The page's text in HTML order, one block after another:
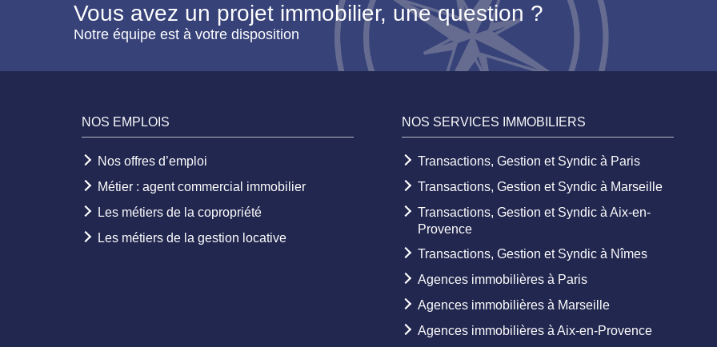
Vous avez un projet immobilier, une question ?
Notre équipe est à votre disposition
NOS EMPLOIS
Nos offres d’emploi
Métier : agent commercial immobilier
Les métiers de la copropriété
Les métiers de la gestion locative
NOS SERVICES IMMOBILIERS
Transactions, Gestion et Syndic à Paris
Transactions, Gestion et Syndic à Marseille
Transactions, Gestion et Syndic à Aix-en-
Provence
Transactions, Gestion et Syndic à Nîmes
Agences immobilières à Paris
Agences immobilières à Marseille
Agences immobilières à Aix-en-Provence